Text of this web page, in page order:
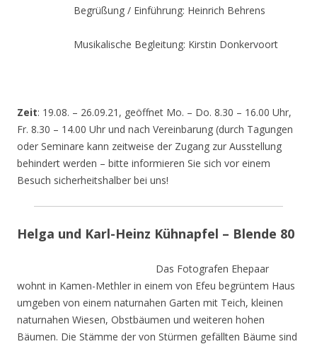
Begrüßung / Einführung: Heinrich Behrens
Musikalische Begleitung: Kirstin Donkervoort
Zeit: 19.08. – 26.09.21, geöffnet Mo. – Do. 8.30 – 16.00 Uhr,
Fr. 8.30 – 14.00 Uhr und nach Vereinbarung (durch Tagungen
oder Seminare kann zeitweise der Zugang zur Ausstellung
behindert werden – bitte informieren Sie sich vor einem
Besuch sicherheitshalber bei uns!
Helga und Karl-Heinz Kühnapfel – Blende 80
Das Fotografen Ehepaar
wohnt in Kamen-Methler in einem von Efeu begrüntem Haus
umgeben von einem naturnahen Garten mit Teich, kleinen
naturnahen Wiesen, Obstbäumen und weiteren hohen
Bäumen. Die Stämme der von Stürmen gefällten Bäume sind